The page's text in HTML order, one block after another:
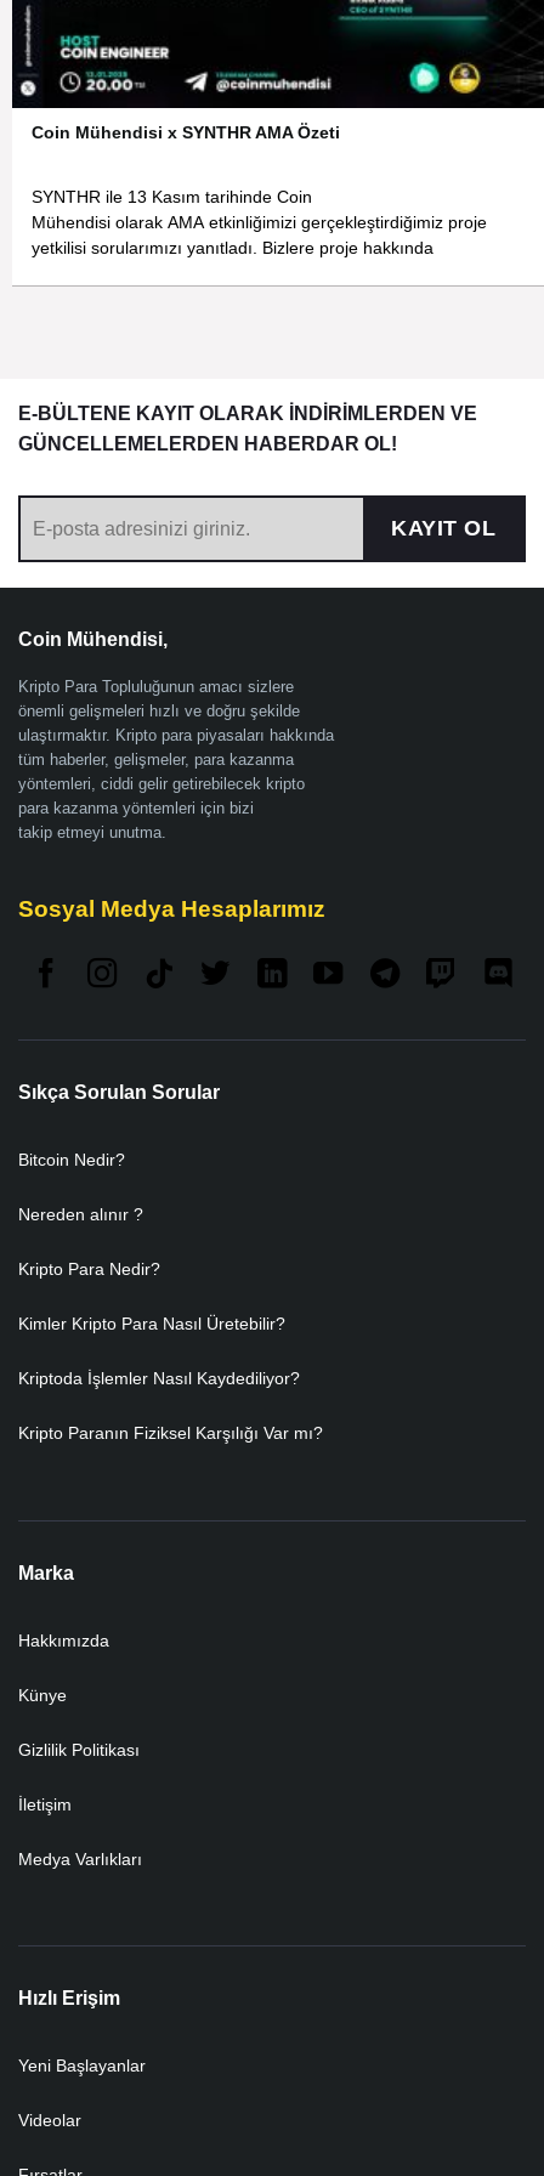
Coin Mühendisi x SYNTHR AMA Özeti
SYNTHR ile 13 Kasım tarihinde Coin
Mühendisi olarak AMA etkinliğimizi gerçekleştirdiğimiz proje
yetkilisi sorularımızı yanıtladı. Bizlere proje hakkında
E-BÜLTENE KAYIT OLARAK İNDİRİMLERDEN VE
GÜNCELLEMELERDEN HABERDAR OL!
KAYIT OL
Coin Mühendisi,
Kripto Para Topluluğunun amacı sizlere
önemli gelişmeleri hızlı ve doğru şekilde
ulaştırmaktır. Kripto para piyasaları hakkında
tüm haberler, gelişmeler, para kazanma
yöntemleri, ciddi gelir getirebilecek kripto
para kazanma yöntemleri için bizi
takip etmeyi unutma.
Sosyal Medya Hesaplarımız
Sıkça Sorulan Sorular
Bitcoin Nedir?
Nereden alınır ?
Kripto Para Nedir?
Kimler Kripto Para Nasıl Üretebilir?
Kriptoda İşlemler Nasıl Kaydediliyor?
Kripto Paranın Fiziksel Karşılığı Var mı?
Marka
Hakkımızda
Künye
Gizlilik Politikası
İletişim
Medya Varlıkları
Hızlı Erişim
Yeni Başlayanlar
Videolar